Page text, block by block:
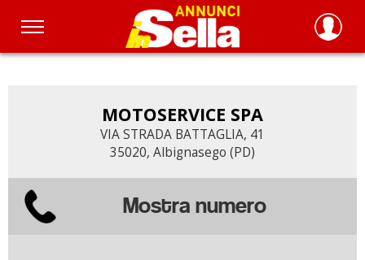
Salta
MOTOSERVICE SPA
VIA STRADA BATTAGLIA, 41
35020, Albignasego (PD)
Mostra numero